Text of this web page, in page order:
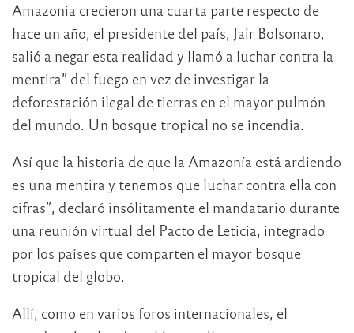
Amazonia crecieron una cuarta parte respecto de
hace un año, el presidente del país, Jair Bolsonaro,
salió a negar esta realidad y llamó a luchar contra la
mentira” del fuego en vez de investigar la
deforestación ilegal de tierras en el mayor pulmón
del mundo. Un bosque tropical no se incendia.
Así que la historia de que la Amazonía está ardiendo
es una mentira y tenemos que luchar contra ella con
cifras”, declaró insólitamente el mandatario durante
una reunión virtual del Pacto de Leticia, integrado
por los países que comparten el mayor bosque
tropical del globo.
Allí, como en varios foros internacionales, el